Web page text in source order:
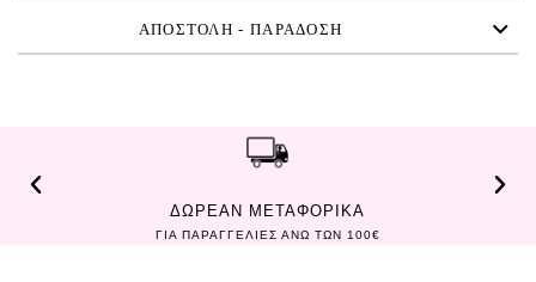
ΑΠΟΣΤΟΛΗ - ΠΑΡΑΔΟΣΗ
ΔΩΡΕΑΝ ΜΕΤΑΦΟΡΙΚΑ
ΓΙΑ ΠΑΡΑΓΓΕΛΙΕΣ ΑΝΩ ΤΩΝ 100€